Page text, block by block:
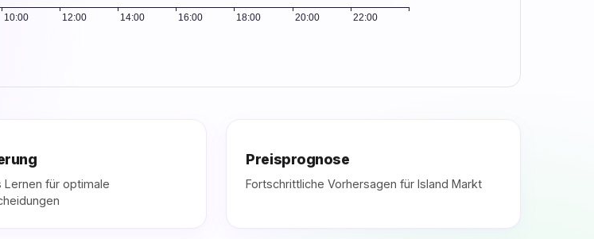
Lernen für optimale
Preisprognose
Fortschrittliche Vorhersagen für Island Markt